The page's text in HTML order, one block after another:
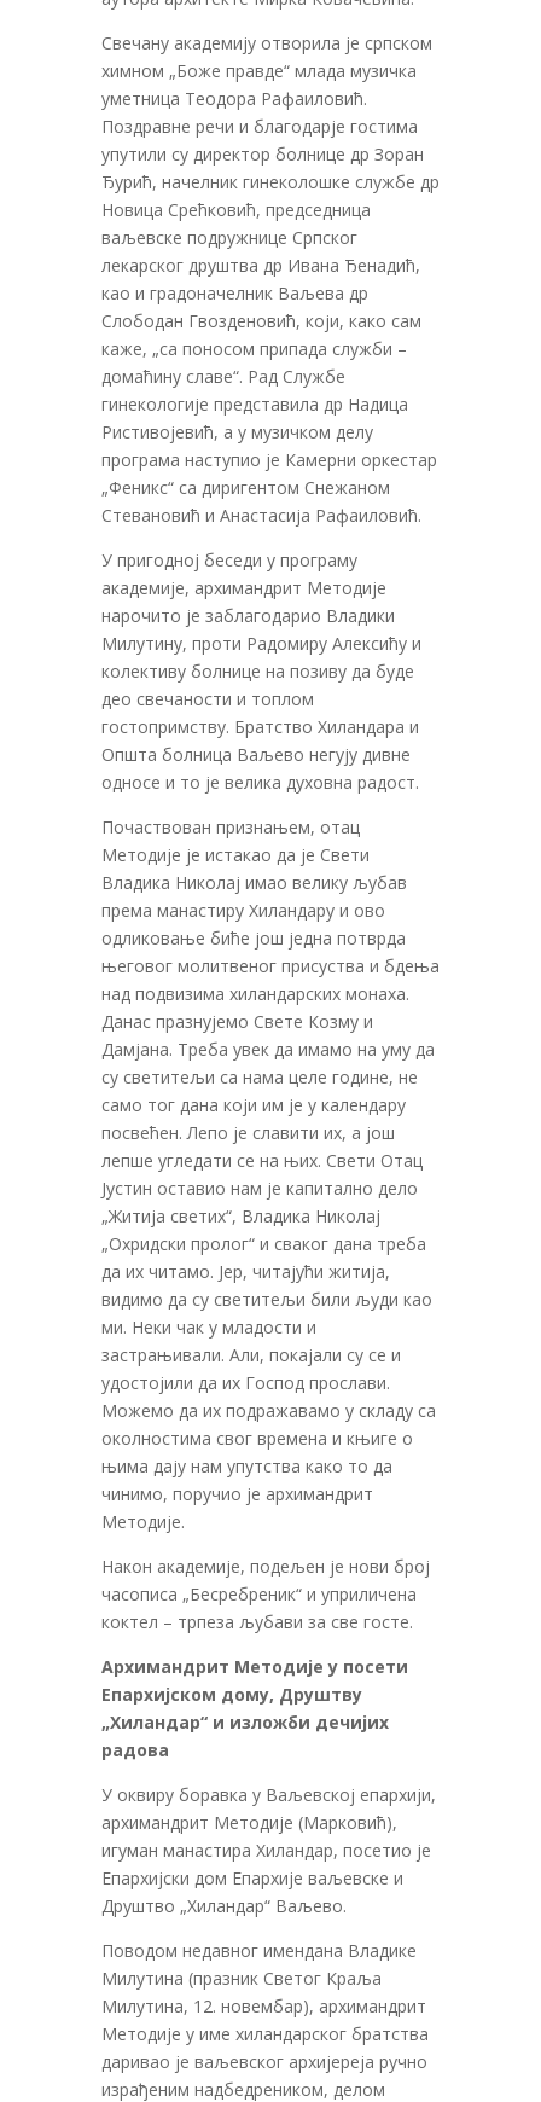
Свечану академију отворила је српском
химном „Боже правде“ млада музичка
уметница Теодора Рафаиловић.
Поздравне речи и благодарје гостима
упутили су директор болнице др Зоран
Ђурић, начелник гинеколошке службе др
Новица Срећковић, председница
ваљевске подружнице Српског
лекарског друштва др Ивана Ђенадић,
као и градоначелник Ваљева др
Слободан Гвозденовић, који, како сам
каже, „са поносом припада служби –
домаћину славе“. Рад Службе
гинекологије представила др Надица
Ристивојевић, а у музичком делу
програма наступио је Камерни оркестар
„Феникс“ са диригентом Снежаном
Стевановић и Анастасија Рафаиловић.
У пригодној беседи у програму
академије, архимандрит Методије
нарочито је заблагодарио Владики
Милутину, проти Радомиру Алексићу и
колективу болнице на позиву да буде
део свечаности и топлом
гостопримству. Братство Хиландара и
Општа болница Ваљево негују дивне
односе и то је велика духовна радост.
Почаствован признањем, отац
Методије је истакао да је Свети
Владика Николај имао велику љубав
према манастиру Хиландару и ово
одликовање биће још једна потврда
његовог молитвеног присуства и бдења
над подвизима хиландарских монаха.
Данас празнујемо Свете Козму и
Дамјана. Треба увек да имамо на уму да
су светитељи са нама целе године, не
само тог дана који им је у календару
посвећен. Лепо је славити их, а још
лепше угледати се на њих. Свети Отац
Јустин оставио нам је капитално дело
„Житија светих“, Владика Николај
„Охридски пролог“ и сваког дана треба
да их читамо. Јер, читајући житија,
видимо да су светитељи били људи као
ми. Неки чак у младости и
застрањивали. Али, покајали су се и
удостојили да их Господ прослави.
Можемо да их подражавамо у складу са
околностима свог времена и књиге о
њима дају нам упутства како то да
чинимо, поручио је архимандрит
Методије.
Након академије, подељен је нови број
часописа „Бесребреник“ и уприличена
коктел – трпеза љубави за све госте.
Архимандрит Методије у посети
Епархијском дому, Друштву
„Хиландар“ и изложби дечијих
радова
У оквиру боравка у Ваљевској епархији,
архимандрит Методије (Марковић),
игуман манастира Хиландар, посетио је
Епархијски дом Епархије ваљевске и
Друштво „Хиландар“ Ваљево.
Поводом недавног имендана Владике
Милутина (празник Светог Краља
Милутина, 12. новембар), архимандрит
Методије у име хиландарског братства
даривао је ваљевског архијереја ручно
израђеним надбедреником, делом